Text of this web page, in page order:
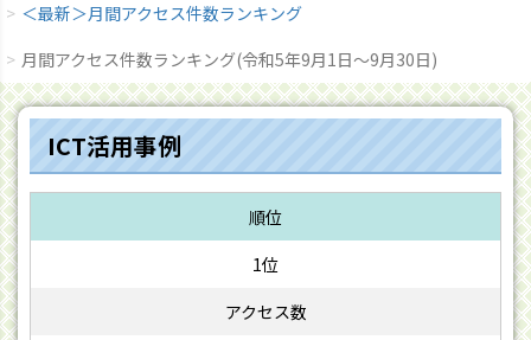
＜最新＞月間アクセス件数ランキング
月間アクセス件数ランキング(令和5年9月1日～9月30日)
ICT活用事例
1位